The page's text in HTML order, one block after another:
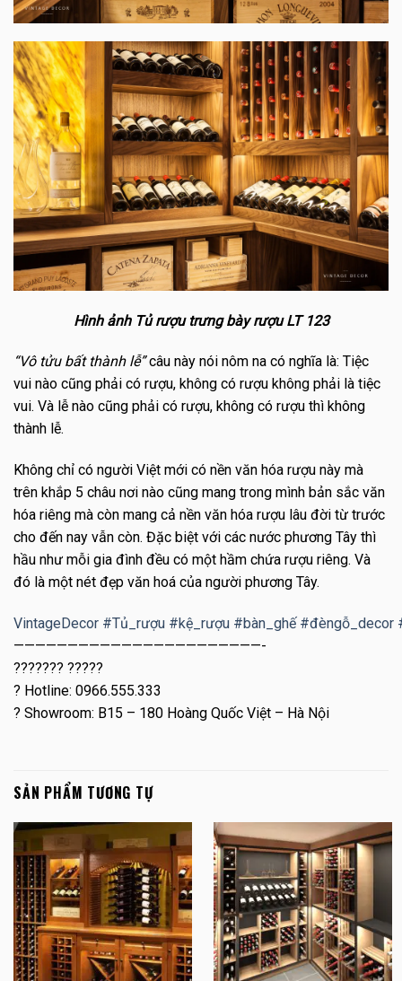
Hình ảnh Tủ rượu trưng bày rượu LT 123
“Vô tửu bất thành lễ”câu này nói nôm na có nghĩa là: Tiệc
vui nào cũng phải có rượu, không có rượu không phải là tiệc
vui. Và lễ nào cũng phải có rượu, không có rượu thì không
thành lễ.
Không chỉ có người Việt mới có nền văn hóa rượu này mà
trên khắp 5 châu nơi nào cũng mang trong mình bản sắc văn
hóa riêng mà còn mang cả nền văn hóa rượu lâu đời từ trước
cho đến nay vẫn còn. Đặc biệt với các nước phương Tây thì
hầu như mỗi gia đình đều có một hầm chứa rượu riêng. Và
đó là một nét đẹp văn hoá của người phương Tây.
VintageDecor #Tủ_rượu #kệ_rượu #bàn_ghế #đèngỗ_decor
———————————————————————-
??????? ?????
? Hotline: 0966.555.333
? Showroom: B15 – 180 Hoàng Quốc Việt – Hà Nội
SẢN PHẨM TƯƠNG TỰ